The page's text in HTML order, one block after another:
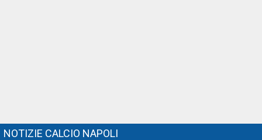
NOTIZIE CALCIO NAPOLI